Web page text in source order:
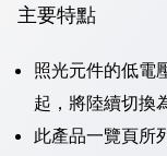
主要特點
照光元件的低電
起，將陸續切換
此產品一覽頁所